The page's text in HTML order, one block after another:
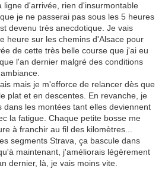
ligne d'arrivée, rien d'insurmontable
je ne passerai pas sous les 5 heures
devenu très anecdotique. Je vais
heure sur les chemins d'Alsace pour
de cette très belle course que j'ai eu
l'an dernier malgré des conditions
mais je m'efforce de relancer dès que
plat et en descentes. En revanche, je
dans les montées tant elles deviennent
la fatigue. Chaque petite bosse me
à franchir au fil des kilomètres...
segments Strava, ça bascule dans
maintenant, j'améliorais légèrement
dernier, là, je vais moins vite.